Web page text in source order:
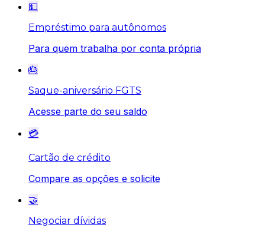
💵
Empréstimo para autônomos
Para quem trabalha por conta própria
🎂
Saque-aniversário FGTS
Acesse parte do seu saldo
💳
Cartão de crédito
Compare as opções e solicite
🤝
Negociar dívidas